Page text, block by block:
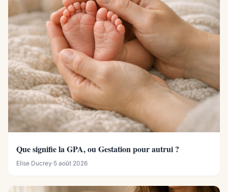
Que signifie la GPA, ou Gestation pour autrui ?
Elise Ducrey·5 août 2026